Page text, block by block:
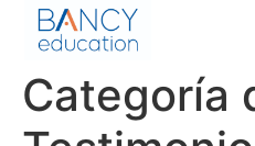
Categoría